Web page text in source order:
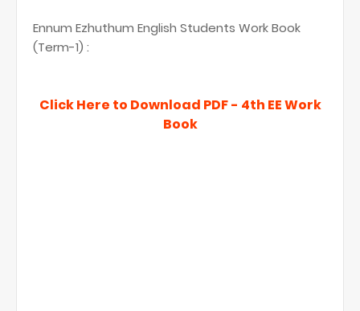
Ennum Ezhuthum English Students Work Book
(Term-1) :
Click Here to Download PDF - 4th EE Work
Book